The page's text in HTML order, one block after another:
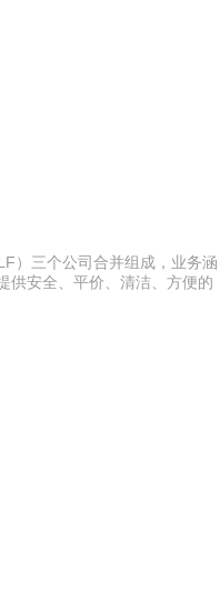
）三个公司合并组成，业务涵
供安全、平价、清洁、方便的